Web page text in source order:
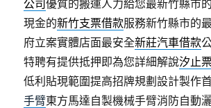
公司優質的搬運人力給您最新竹縣市
現金的新竹支票借款服務新竹縣市的
府立案實體店面最安全新莊汽車借款
特聘有提供抵押即為您詳細解說汐止
低利貼現範圍提高招牌規劃設計製作
手臂東方馬達自製機械手臂消防自動